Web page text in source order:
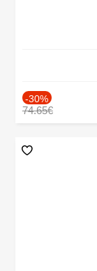
-30%
74.65€